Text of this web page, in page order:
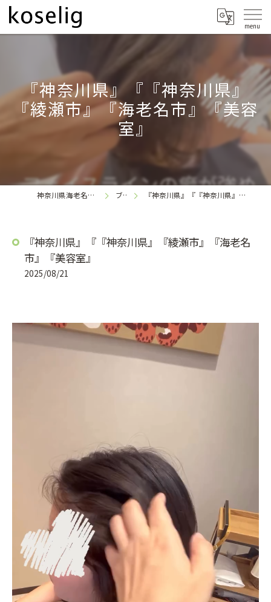
『神奈川県』『『神奈川県』
『綾瀬市』『海老名市』『美容
室』
神奈川県海老名の美容室なら koselig
ブログ 『神奈川県』『『神奈川県』『綾瀬市』『海老名市』『美容室』
『神奈川県』『『神奈川県』『綾瀬市』『海老名
市』『美容室』
2025/08/21